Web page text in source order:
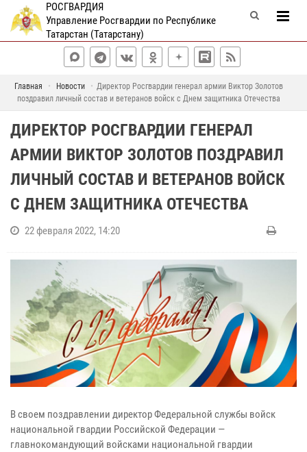
РОСГВАРДИЯ
Управление Росгвардии по Республике
Татарстан (Татарстану)
Главная Новости
Директор Росгвардии генерал армии Виктор Золотов
поздравил личный состав и ветеранов войск с Днем защитника Отечества
ДИРЕКТОР РОСГВАРДИИ ГЕНЕРАЛ
АРМИИ ВИКТОР ЗОЛОТОВ ПОЗДРАВИЛ
ЛИЧНЫЙ СОСТАВ И ВЕТЕРАНОВ ВОЙСК
С ДНЕМ ЗАЩИТНИКА ОТЕЧЕСТВА
22 февраля 2022, 14:20
В своем поздравлении директор Федеральной службы войск
национальной гвардии Российской Федерации —
главнокомандующий войсками национальной гвардии